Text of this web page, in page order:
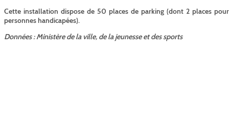
Cette installation dispose de 50 places de parking (dont 2 places pour
personnes handicapées).
Données : Ministère de la ville, de la jeunesse et des sports